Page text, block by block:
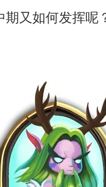
期又如何发挥呢